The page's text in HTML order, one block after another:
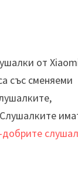
от
със сменяеми
добрите